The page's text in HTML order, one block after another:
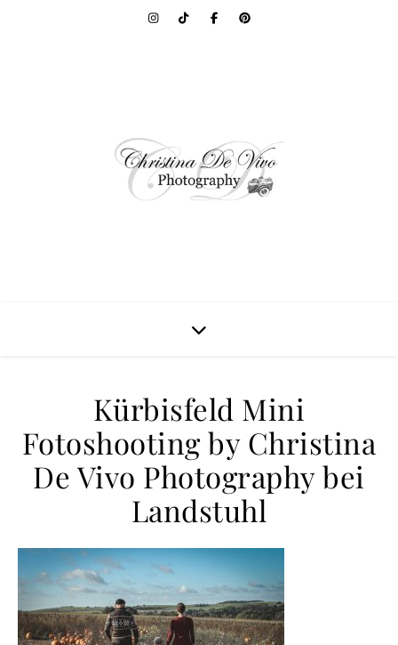
Kürbisfeld Mini
Fotoshooting by Christina
De Vivo Photography bei
Landstuhl